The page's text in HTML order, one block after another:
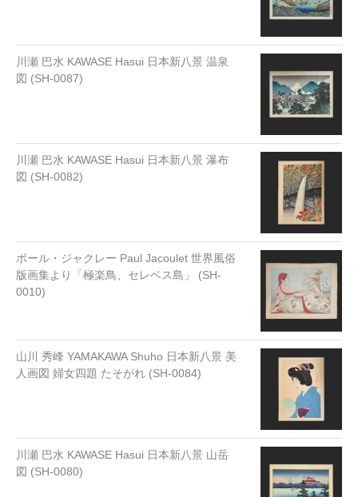
川瀬 巴水 KAWASE Hasui 日本新八景 温泉
図 (SH-0087)
川瀬 巴水 KAWASE Hasui 日本新八景 瀑布
図 (SH-0082)
ポール・ジャクレー Paul Jacoulet 世界風俗
版画集より「極楽鳥、セレベス島」 (SH-
0010)
山川 秀峰 YAMAKAWA Shuho 日本新八景 美
人画図 婦女四題 たそがれ (SH-0084)
川瀬 巴水 KAWASE Hasui 日本新八景 山岳
図 (SH-0080)